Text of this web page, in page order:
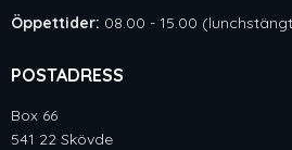
Öppettider: 08.00 - 15.00
POSTADRESS
Box 66
541 22 Skövde